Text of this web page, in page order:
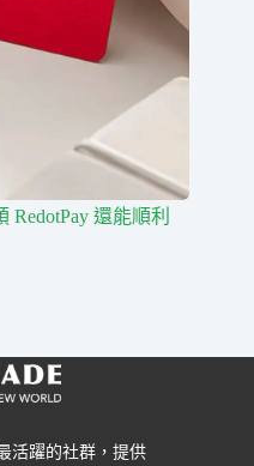
還能順利
活躍的社群，提供